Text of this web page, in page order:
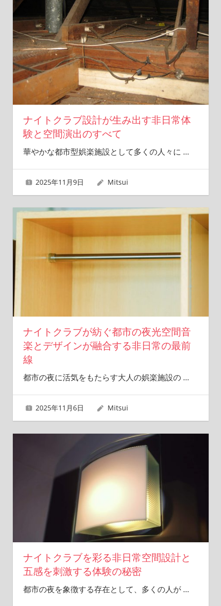
ナイトクラブ設計が生み出す非日常体
験と空間演出のすべて
華やかな都市型娯楽施設として多くの人々に …
2025年11月9日 Mitsui
ナイトクラブが紡ぐ都市の夜光空間音
楽とデザインが融合する非日常の最前
線
都市の夜に活気をもたらす大人の娯楽施設の …
2025年11月6日 Mitsui
ナイトクラブを彩る非日常空間設計と
五感を刺激する体験の秘密
都市の夜を象徴する存在として、多くの人が …